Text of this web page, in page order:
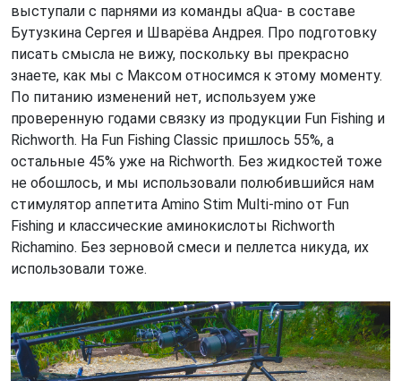
выступали с парнями из команды aQua- в составе
Бутузкина Сергея и Шварёва Андрея. Про подготовку
писать смысла не вижу, поскольку вы прекрасно
знаете, как мы с Максом относимся к этому моменту.
По питанию изменений нет, используем уже
проверенную годами связку из продукции Fun Fishing и
Richworth. На Fun Fishing Classic пришлось 55%, а
остальные 45% уже на Richworth. Без жидкостей тоже
не обошлось, и мы использовали полюбившийся нам
стимулятор аппетита Amino Stim Multi-mino от Fun
Fishing и классические аминокислоты Richworth
Richamino. Без зерновой смеси и пеллетса никуда, их
использовали тоже.